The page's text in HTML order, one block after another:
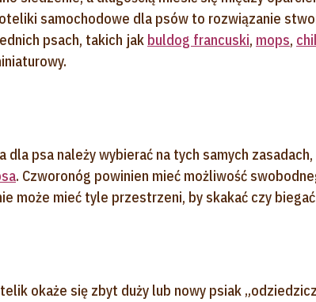
samochodowe dla psów to rozwiązanie
psach, takich jak buldog francuski, mops,
dla psa należy wybierać na tych samych
. Czworonóg powinien mieć możliwość
może mieć tyle przestrzeni, by skakać czy
okaże się zbyt duży lub nowy psiak